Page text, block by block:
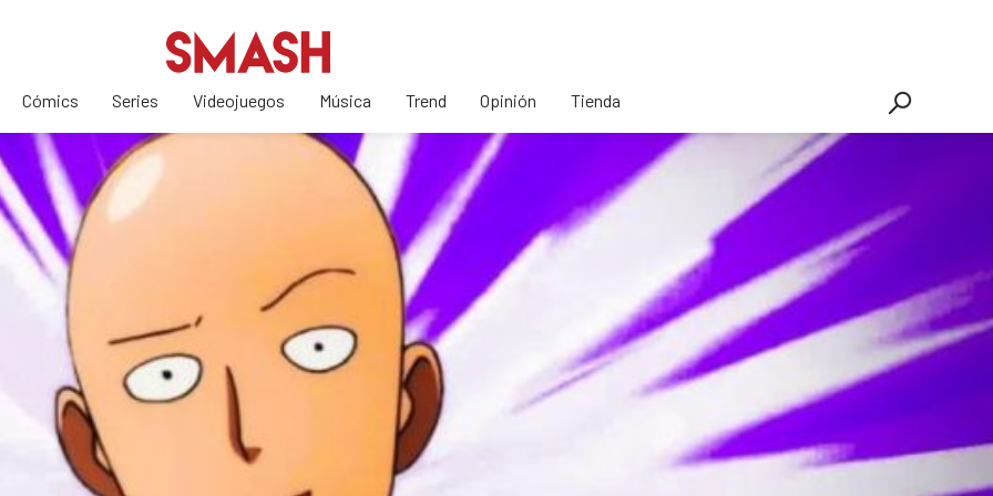
Cómics Series Videojuegos Música Trend Opinión Tienda